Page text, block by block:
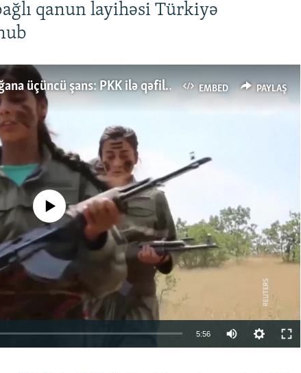
qanun layihəsi Türkiyə
EMBED PAYLAŞ
Türkiyənin dönüş nöqtəsi, ya Ərdoğana üçüncü şans: PKK ilə qəfil barışıq nə deməkdir?
source currently available
5:56